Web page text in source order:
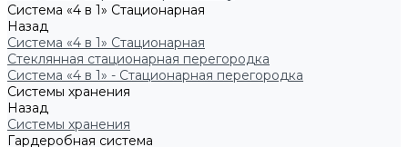
Система «4 в 1» Стационарная
Назад
Система «4 в 1» Стационарная
Стеклянная стационарная перегородка
Система «4 в 1» - Стационарная перегородка
Системы хранения
Назад
Системы хранения
Гардеробная система